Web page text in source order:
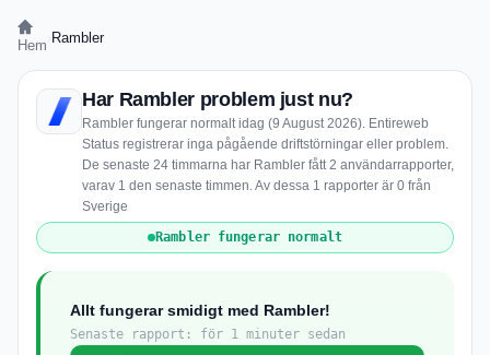
Hem Rambler
Har Rambler problem just nu?
Rambler fungerar normalt idag (9 August 2026). Entireweb
Status registrerar inga pågående driftstörningar eller problem.
De senaste 24 timmarna har Rambler fått 2 användarrapporter,
varav 1 den senaste timmen. Av dessa 1 rapporter är 0 från
Sverige
Rambler fungerar normalt
Allt fungerar smidigt med Rambler!
Senaste rapport: för 1 minuter sedan